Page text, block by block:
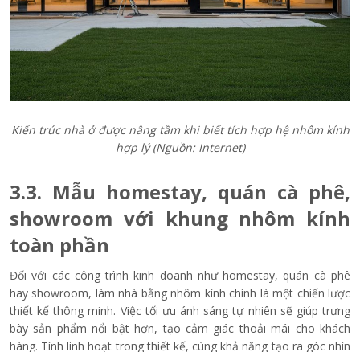
Kiến trúc nhà ở được nâng tầm khi biết tích hợp hệ nhôm kính
hợp lý (Nguồn: Internet)
3.3. Mẫu homestay, quán cà phê,
showroom với khung nhôm kính
toàn phần
Đối với các công trình kinh doanh như homestay, quán cà phê
hay showroom, làm nhà bằng nhôm kính chính là một chiến lược
thiết kế thông minh. Việc tối ưu ánh sáng tự nhiên sẽ giúp trưng
bày sản phẩm nổi bật hơn, tạo cảm giác thoải mái cho khách
hàng. Tính linh hoạt trong thiết kế, cùng khả năng tạo ra góc nhìn